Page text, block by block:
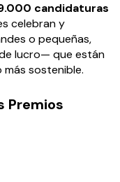
candidaturas
celebran y
o pequeñas,
lucro— que están
sostenible.
Premios